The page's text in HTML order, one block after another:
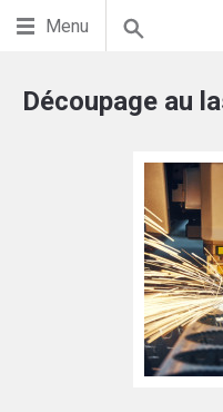
Menu
Découpage au